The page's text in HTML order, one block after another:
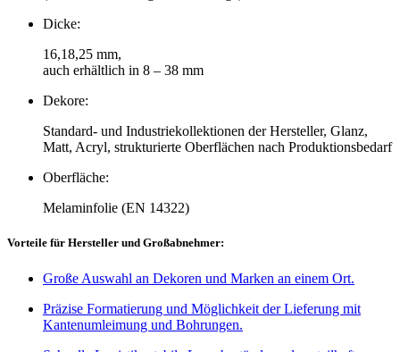
Dicke:
16,18,25 mm,
auch erhältlich in 8 – 38 mm
Dekore:
Standard- und Industriekollektionen der Hersteller, Glanz,
Matt, Acryl, strukturierte Oberflächen nach Produktionsbedarf
Oberfläche:
Melaminfolie (EN 14322)
Vorteile für Hersteller und Großabnehmer:
Große Auswahl an Dekoren und Marken an einem Ort.
Präzise Formatierung und Möglichkeit der Lieferung mit
Kantenumleimung und Bohrungen.